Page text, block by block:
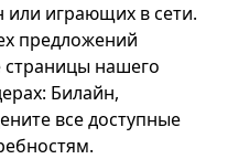
играющих в сети.
предложений
страницы нашего
Билайн,
все доступные